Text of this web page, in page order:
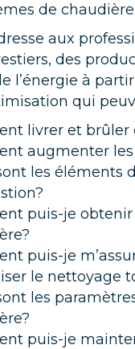
de chaudière.
aux
des
l’énergie à
qui
livrer et brûler
augmenter
les éléments
puis-je
puis-je
le nettoyage
les
puis-je